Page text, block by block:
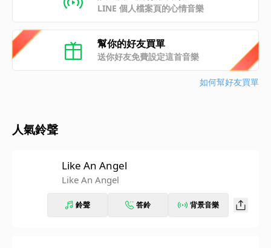
LINE 個人檔案頁的心情音樂
幫你的好友買單
送你好友免費設定這首音樂
如何幫好友買單
人氣鈴聲
Like An Angel
Like An Angel
鈴聲 答鈴 背景音樂